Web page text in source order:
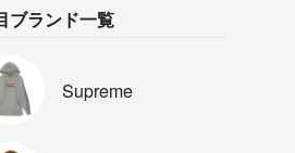
ブランド一覧
Supreme